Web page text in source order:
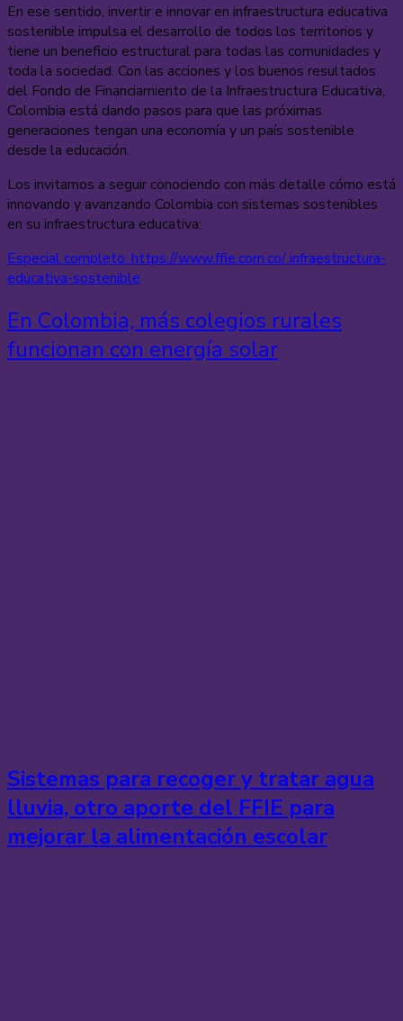
En ese sentido, invertir e innovar en infraestructura educativa
sostenible impulsa el desarrollo de todos los territorios y
tiene un beneficio estructural para todas las comunidades y
toda la sociedad. Con las acciones y los buenos resultados
del Fondo de Financiamiento de la Infraestructura Educativa,
Colombia está dando pasos para que las próximas
generaciones tengan una economía y un país sostenible
desde la educación.
Los invitamos a seguir conociendo con más detalle cómo está
innovando y avanzando Colombia con sistemas sostenibles
en su infraestructura educativa:
Especial completo: https://www.ffie.com.co/ infraestructura-
educativa-sostenible
En Colombia, más colegios rurales
funcionan con energía solar
Sistemas para recoger y tratar agua
lluvia, otro aporte del FFIE para
mejorar la alimentación escolar